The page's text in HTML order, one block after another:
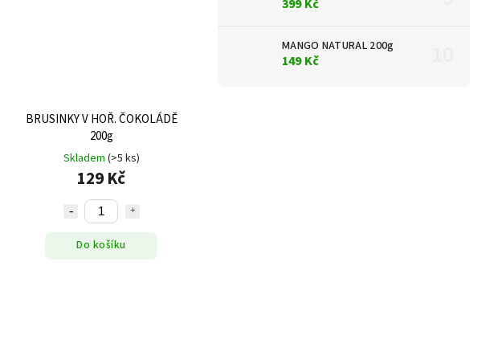
399 Kč
MANGO NATURAL 200g
149 Kč
BRUSINKY V HOŘ. ČOKOLÁDĚ
200g
Skladem (>5 ks)
129 Kč
Do košíku